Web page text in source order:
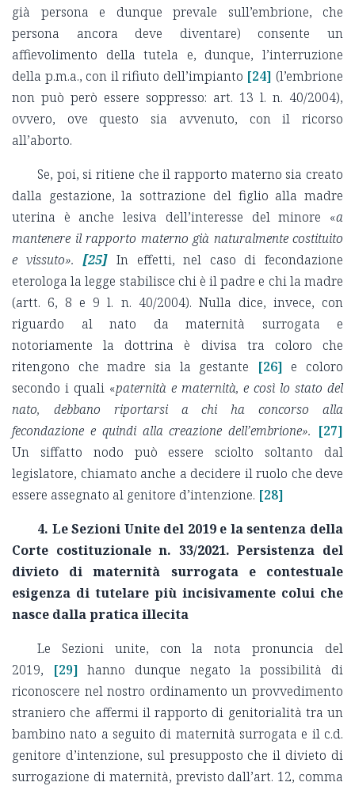
già persona e dunque prevale sull’embrione, che
persona ancora deve diventare) consente un
affievolimento della tutela e, dunque, l’interruzione
della p.m.a., con il rifiuto dell’impianto [24] (l’embrione
non può però essere soppresso: art. 13 l. n. 40/2004),
ovvero, ove questo sia avvenuto, con il ricorso
all’aborto.
Se, poi, si ritiene che il rapporto materno sia creato
dalla gestazione, la sottrazione del figlio alla madre
uterina è anche lesiva dell’interesse del minore «a
mantenere il rapporto materno già naturalmente costituito
e vissuto». [25] In effetti, nel caso di fecondazione
eterologa la legge stabilisce chi è il padre e chi la madre
(artt. 6, 8 e 9 l. n. 40/2004). Nulla dice, invece, con
riguardo al nato da maternità surrogata e
notoriamente la dottrina è divisa tra coloro che
ritengono che madre sia la gestante
[26] e coloro
secondo i quali «paternità e maternità, e così lo stato del
nato, debbano riportarsi a chi ha concorso alla
fecondazione e quindi alla creazione dell’embrione». [27]
Un siffatto nodo può essere sciolto soltanto dal
legislatore, chiamato anche a decidere il ruolo che deve
essere assegnato al genitore d’intenzione. [28]
4. Le Sezioni Unite del 2019 e la sentenza della
Corte costituzionale n. 33/2021. Persistenza del
divieto di maternità surrogata e contestuale
esigenza di tutelare più incisivamente colui che
nasce dalla pratica illecita
Le Sezioni unite, con la nota pronuncia del
2019,
[29] hanno dunque negato la possibilità di
riconoscere nel nostro ordinamento un provvedimento
straniero che affermi il rapporto di genitorialità tra un
bambino nato a seguito di maternità surrogata e il c.d.
genitore d’intenzione, sul presupposto che il divieto di
surrogazione di maternità, previsto dall’art. 12, comma